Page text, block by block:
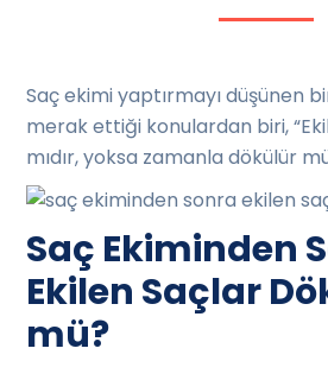
Saç ekimi yaptırmayı düşünen
merak ettiği konulardan biri,
mıdır, yoksa zamanla dökülür
Saç Ekiminden
Ekilen Saçlar
mü?